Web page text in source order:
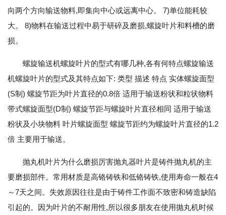
向两个方向输送物料,即集向中心或远离中心。 7)单位能耗较
大。 8)物料在输送过程中易于研碎及磨损,螺旋叶片和料槽的磨
损。
螺旋输送机螺旋叶片的型式有哪几种,各有何特点螺旋输送
机螺旋叶片的型式及其特点如下: 类型 描述 特点 实体螺旋面型
(S制) 螺旋节距为叶片直径的0.8倍 适用于输送粉状和粒状物料
带式螺旋面型(D制) 螺旋节距与螺旋叶片直径相同 适用于输送
粉状及小块物料 叶片螺旋面型 螺旋节距约为螺旋叶片直径的1.2
倍 主要用于输送。
抛丸机叶片为什么磨损厉害抛丸器叶片是铸件抛丸机的主
要磨损部件。常用材质是高铬铸铁和低铬铸铁,使用寿命一般在4
～7天之间。失效原因往往是由于铸件工作面不致密和铸造缺陷
引起的。因为叶片的不耐用性,所以很多朋友在使用抛丸机时候